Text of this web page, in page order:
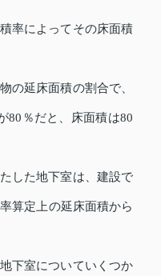
率によってその床面積
の延床面積の割合で、
80％だと、床面積は80
した地下室は、建設で
算定上の延床面積から
下室についていくつか